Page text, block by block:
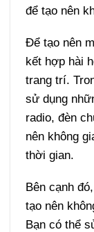
để tạo nên
Để tạo nên
kết hợp hài
trang trí.
sử dụng
radio, đèn
nên không
thời gian.
Bên cạnh
tạo nên
Bạn có thể